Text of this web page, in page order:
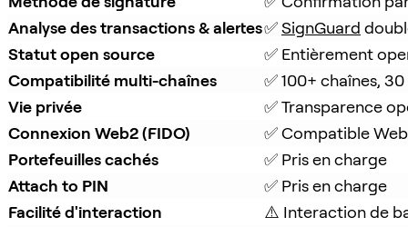
Analyse des transactions & alertes✅ SignGuard
Statut open source
✅ Entièrement
Compatibilité multi-chaînes
✅ 100+ chaînes,
Vie privée
✅ Transparence
Connexion Web2 (FIDO)
✅ Compatible
Portefeuilles cachés
✅ Pris en charge
Attach to PIN
✅ Pris en charge
Facilité d'interaction
⚠️ Interaction de